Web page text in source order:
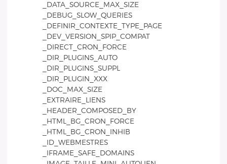
_DATA_SOURCE_MAX_SIZE
_DEBUG_SLOW_QUERIES
_DEFINIR_CONTEXTE_TYPE_PAGE
_DEV_VERSION_SPIP_COMPAT
_DIRECT_CRON_FORCE
_DIR_PLUGINS_AUTO
_DIR_PLUGINS_SUPPL
_DIR_PLUGIN_XXX
_DOC_MAX_SIZE
_EXTRAIRE_LIENS
_HEADER_COMPOSED_BY
_HTML_BG_CRON_FORCE
_HTML_BG_CRON_INHIB
_ID_WEBMESTRES
_IFRAME_SAFE_DOMAINS